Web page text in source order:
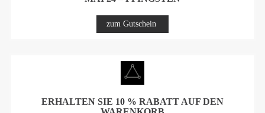
zum Gutschein
ERHALTEN SIE 10 % RABATT AUF DEN